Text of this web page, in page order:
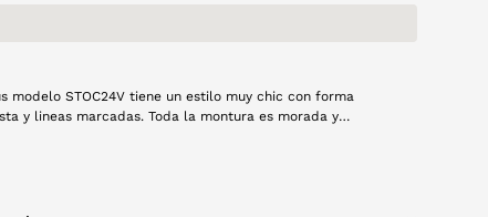
modelo STOC24V tiene un estilo muy chic con forma
y lineas marcadas. Toda la montura es morada y
anchas, una tendencia top esta temporada.